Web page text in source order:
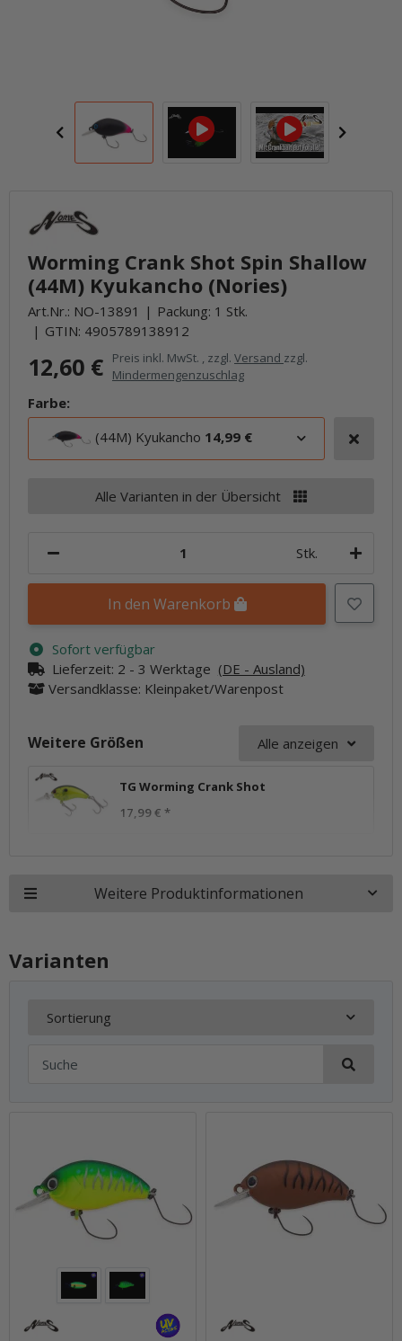
Worming Crank Shot Spin Shallow
(44M) Kyukancho (Nories)
Art.Nr.: NO-13891
Packung: 1 Stk.
GTIN: 4905789138912
12,60 € Preis inkl. MwSt. , zzgl. Versand zzgl.
Mindermengenzuschlag
Farbe:
(44M) Kyukancho 14,99 €
Alle Varianten in der Übersicht
Stk.
In den Warenkorb
Sofort verfügbar
Lieferzeit: 2 - 3 Werktage (DE - Ausland)
Versandklasse: Kleinpaket/Warenpost
Weitere Größen Alle anzeigen
TG Worming Crank Shot
17,99 € *
Weitere Produktinformationen
Varianten
Sortierung